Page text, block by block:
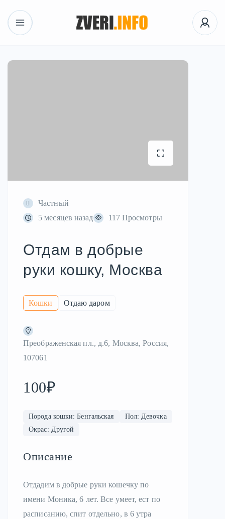
Частный
5 месяцев назад
117 Просмотры
Отдам в добрые
руки кошку, Москва
Кошки Отдаю даром
Преображенская пл., д.6, Москва, Россия,
107061
100₽
Порода кошки: Бенгальская
Пол: Девочка
Окрас: Другой
Описание
Отдадим в добрые руки кошечку по
имени Моника, 6 лет. Все умеет, ест по
расписанию, спит отдельно, в 6 утра